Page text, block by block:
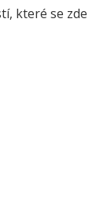
které se zde